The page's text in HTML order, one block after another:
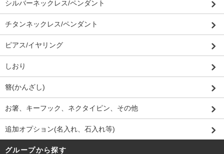
シルバーネックレス/ペンダント
チタンネックレス/ペンダント
ピアス/イヤリング
しおり
簪(かんざし)
お箸、キーフック、ネクタイピン、その他
追加オプション(名入れ、石入れ等)
グループから探す